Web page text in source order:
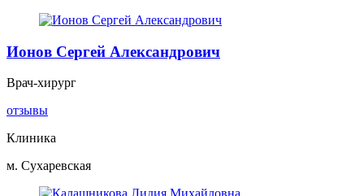
Ионов Сергей Александрович
Врач-хирург
отзывы
Клиника
м. Сухаревская